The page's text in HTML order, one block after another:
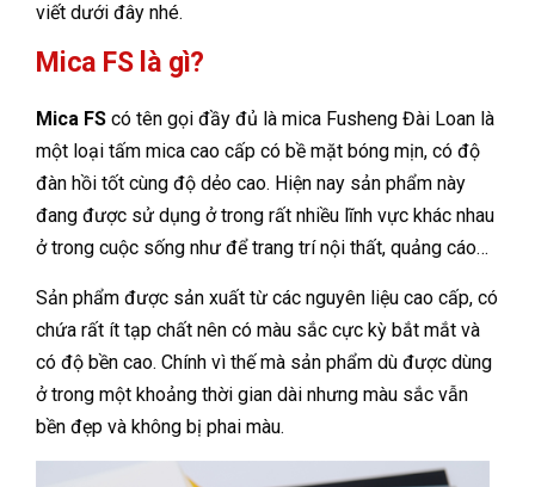
viết dưới đây nhé.
Mica FS là gì?
Mica FS có tên gọi đầy đủ là mica Fusheng Đài Loan là
một loại tấm mica cao cấp có bề mặt bóng mịn, có độ
đàn hồi tốt cùng độ dẻo cao. Hiện nay sản phẩm này
đang được sử dụng ở trong rất nhiều lĩnh vực khác nhau
ở trong cuộc sống như để trang trí nội thất, quảng cáo…
Sản phẩm được sản xuất từ các nguyên liệu cao cấp, có
chứa rất ít tạp chất nên có màu sắc cực kỳ bắt mắt và
có độ bền cao. Chính vì thế mà sản phẩm dù được dùng
ở trong một khoảng thời gian dài nhưng màu sắc vẫn
bền đẹp và không bị phai màu.